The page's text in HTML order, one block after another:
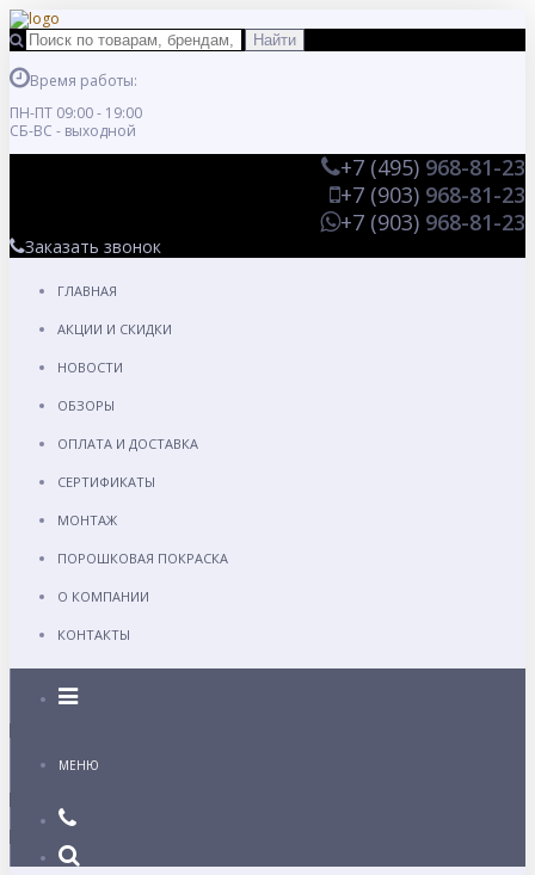
Время работы:
ПН-ПТ 09:00 - 19:00
СБ-ВС - выходной
+7 (495) 968-81-23
+7 (903) 968-81-23
+7 (903) 968-81-23
Заказать звонок
ГЛАВНАЯ
АКЦИИ И СКИДКИ
НОВОСТИ
ОБЗОРЫ
ОПЛАТА И ДОСТАВКА
СЕРТИФИКАТЫ
МОНТАЖ
ПОРОШКОВАЯ ПОКРАСКА
О КОМПАНИИ
КОНТАКТЫ
Каталог
МЕНЮ